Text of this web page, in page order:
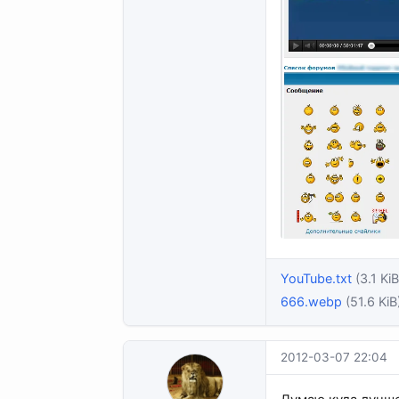
YouTube.txt (3.1
666.webp (51.6
2012-03-07 22:04